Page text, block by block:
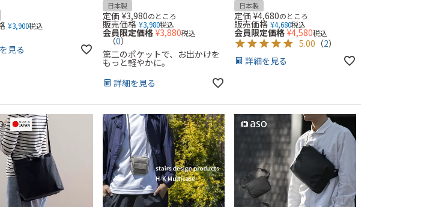
¥3,900税込
見る
日本製
定価 ¥3,980のところ
販売価格 ¥3,980税込
会員限定価格 ¥3,880税込
（0）
第二のポケットで、お出かけを
もっと軽やかに。
詳細を見る
日本製
定価 ¥4,680のところ
販売価格 ¥4,680税込
会員限定価格 ¥4,580税込
5.00 （2）
詳細を見る